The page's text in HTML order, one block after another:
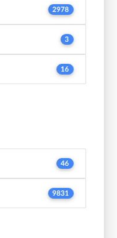
2978
3
16
46
9831